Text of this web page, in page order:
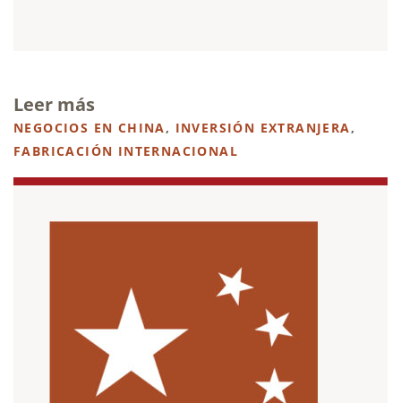
Leer más
NEGOCIOS EN CHINA, INVERSIÓN EXTRANJERA,
FABRICACIÓN INTERNACIONAL